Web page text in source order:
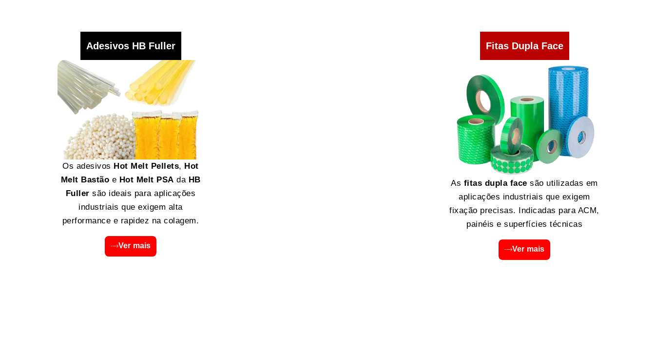
Adesivos HB Fuller
Os adesivos Hot Melt Pellets, Hot
Melt Bastão e Hot Melt PSA da HB
Fuller são ideais para aplicações
industriais que exigem alta
performance e rapidez na colagem.
Ver mais
Fitas Dupla Face
As fitas dupla face são utilizadas em
aplicações industriais que exigem
fixação precisas. Indicadas para ACM,
painéis e superfícies técnicas
Ver mais